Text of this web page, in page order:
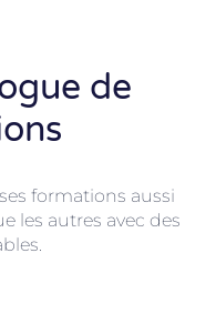
de
formations aussi
les autres avec des